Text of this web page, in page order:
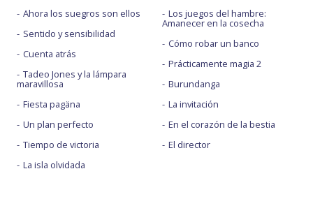
Ahora los suegros son ellos
Sentido y sensibilidad
Cuenta atrás
Tadeo Jones y la lámpara
maravillosa
Fiesta pagäna
Un plan perfecto
Tiempo de victoria
La isla olvidada
Los juegos del hambre:
Amanecer en la cosecha
Cómo robar un banco
Prácticamente magia 2
Burundanga
La invitación
En el corazón de la bestia
El director